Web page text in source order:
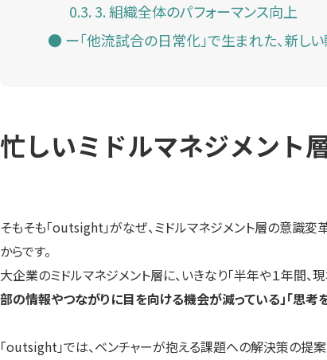
3. 組織全体のパフォーマンス向上
ー「他流試合の日常化」で生まれた、新し
忙しいミドルマネジメント
そもそも「outsight」がなぜ、ミドルマネジメント層の意識
からです。
大企業のミドルマネジメント層に、いきなり「半年や１年間、
部の情報やつながりに目を向ける機会が減っている」「思
「outsight」では、ベンチャーが抱える課題への解決策の提